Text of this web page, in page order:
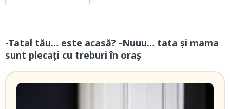
-Tatal tău… este acasă? -Nuuu… tata și mama
sunt plecați cu treburi în oraș